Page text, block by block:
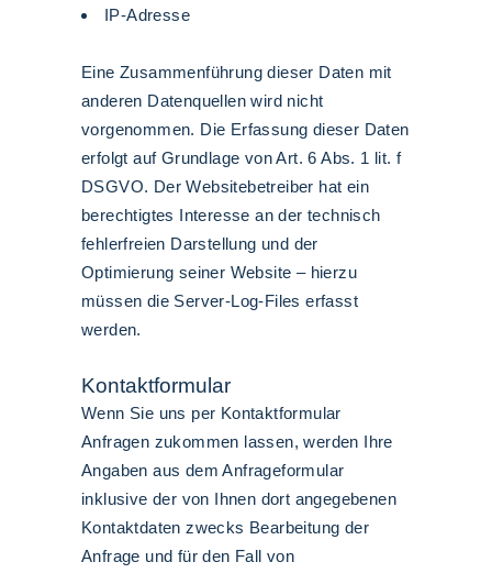
IP-Adresse
Eine Zusammenführung dieser Daten mit
anderen Datenquellen wird nicht
vorgenommen. Die Erfassung dieser Daten
erfolgt auf Grundlage von Art. 6 Abs. 1 lit. f
DSGVO. Der Websitebetreiber hat ein
berechtigtes Interesse an der technisch
fehlerfreien Darstellung und der
Optimierung seiner Website – hierzu
müssen die Server-Log-Files erfasst
werden.
Kontaktformular
Wenn Sie uns per Kontaktformular
Anfragen zukommen lassen, werden Ihre
Angaben aus dem Anfrageformular
inklusive der von Ihnen dort angegebenen
Kontaktdaten zwecks Bearbeitung der
Anfrage und für den Fall von